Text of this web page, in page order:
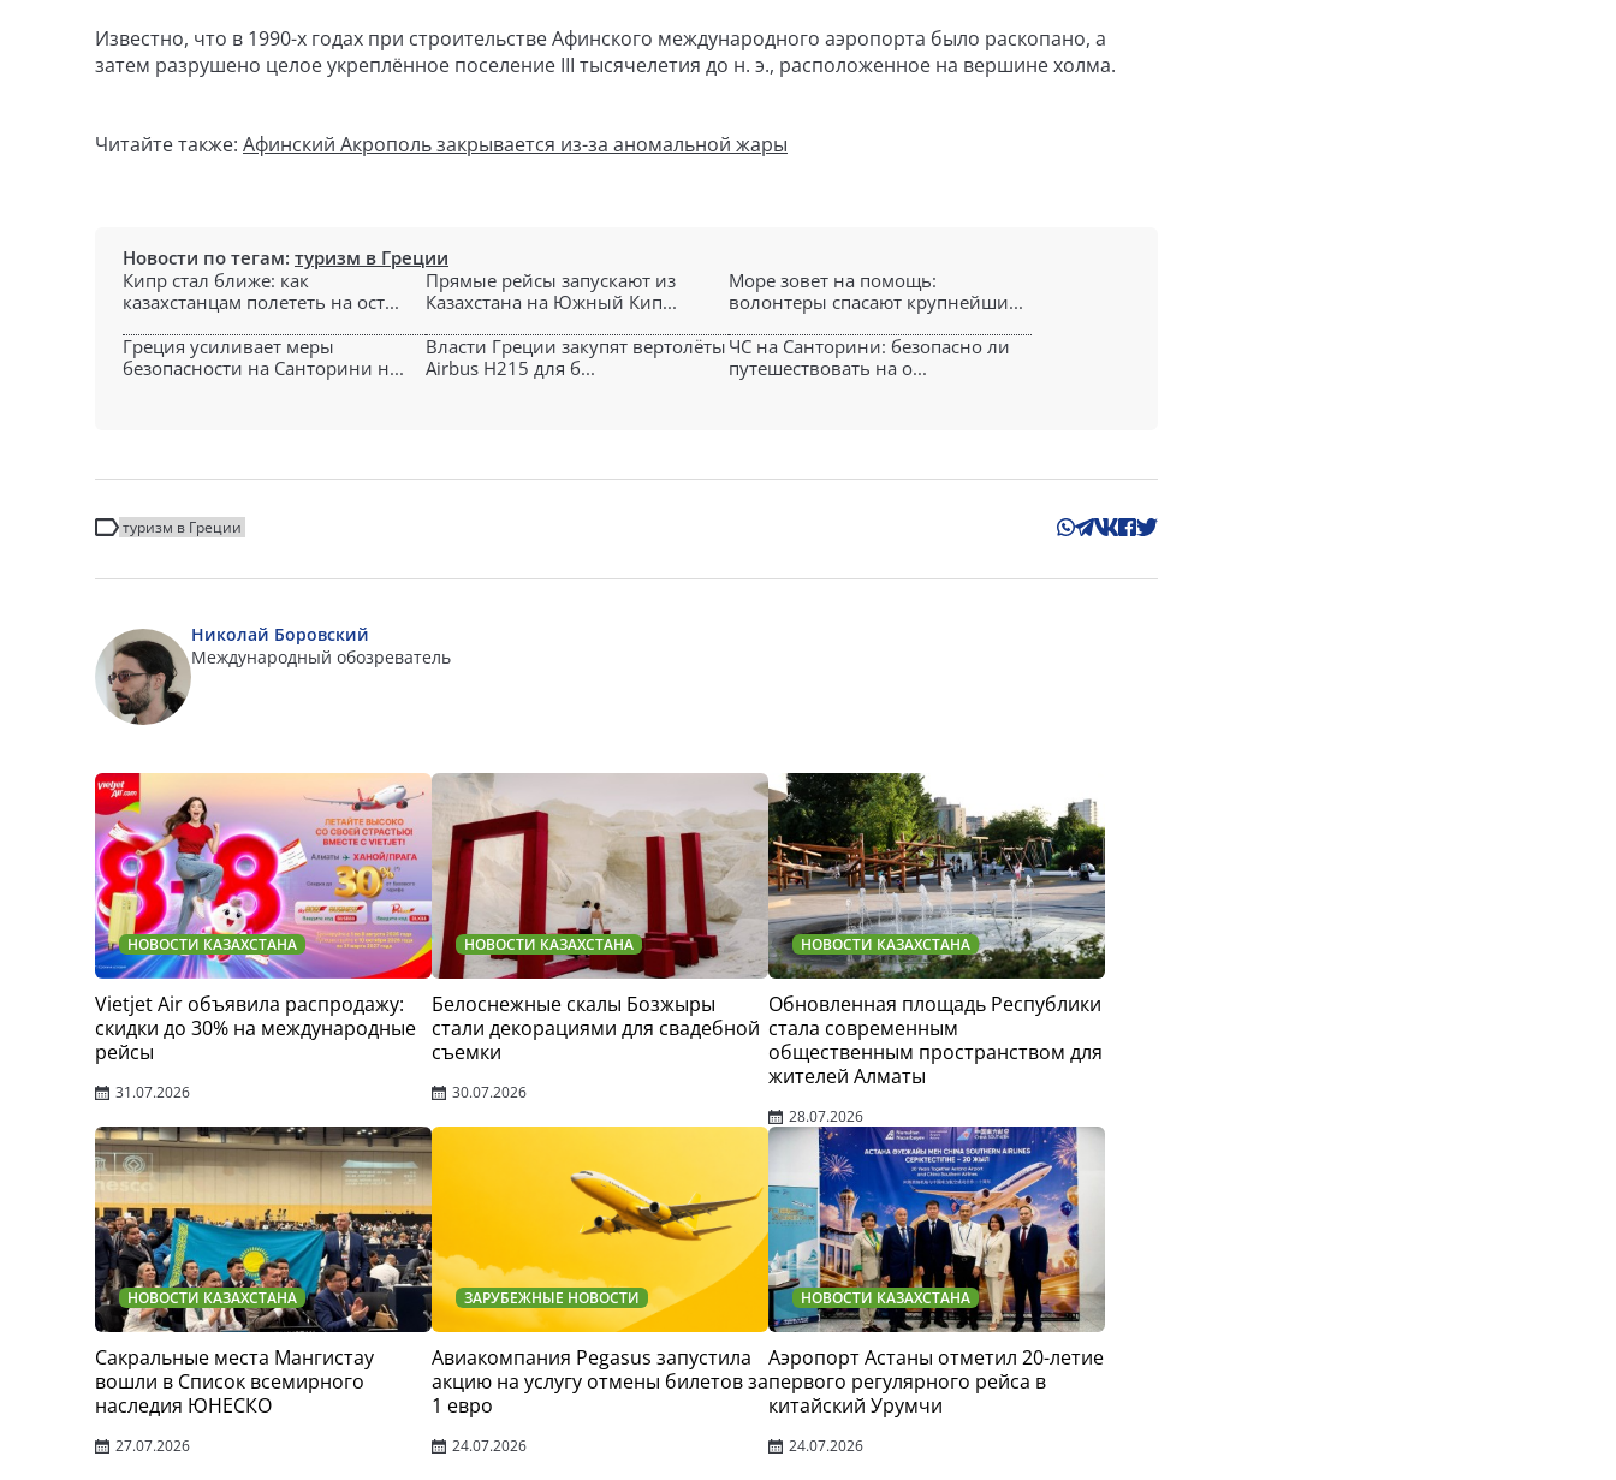
Известно, что в 1990-х годах при строительстве Афинского международного аэропорта было раскопано, а
затем разрушено целое укреплённое поселение III тысячелетия до н. э., расположенное на вершине холма.
Читайте также: Афинский Акрополь закрывается из-за аномальной жары
Новости по тегам: туризм в Греции
Кипр стал ближе: как
казахстанцам полететь на ост...
Прямые рейсы запускают из
Казахстана на Южный Кип...
Море зовет на помощь:
волонтеры спасают крупнейши...
Греция усиливает меры
безопасности на Санторини н...
Власти Греции закупят вертолёты
Airbus H215 для б...
ЧС на Санторини: безопасно ли
путешествовать на о...
туризм в Греции
Николай Боровский
Международный обозреватель
НОВОСТИ КАЗАХСТАНА
Vietjet Air объявила распродажу:
скидки до 30% на международные
рейсы
31.07.2026
НОВОСТИ КАЗАХСТАНА
Белоснежные скалы Бозжыры
стали декорациями для свадебной
съемки
30.07.2026
НОВОСТИ КАЗАХСТАНА
Обновленная площадь Республики
стала современным
общественным пространством для
жителей Алматы
28.07.2026
НОВОСТИ КАЗАХСТАНА
Сакральные места Мангистау
вошли в Список всемирного
наследия ЮНЕСКО
27.07.2026
ЗАРУБЕЖНЫЕ НОВОСТИ
Авиакомпания Pegasus запустила
акцию на услугу отмены билетов за
1 евро
24.07.2026
НОВОСТИ КАЗАХСТАНА
Аэропорт Астаны отметил 20-летие
первого регулярного рейса в
китайский Урумчи
24.07.2026